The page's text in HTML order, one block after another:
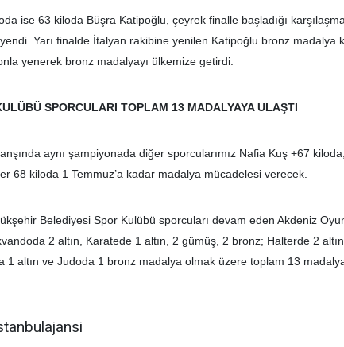
ise 63 kiloda Büşra Katipoğlu, çeyrek finalle başladığı
Yarı finalde İtalyan rakibine yenilen Katipoğlu bronz madalya
yenerek bronz madalyayı ülkemize getirdi.
SPORCULARI TOPLAM 13 MADALYAYA ULAŞTI
aynı şampiyonada diğer sporcularımız Nafia Kuş +67
68 kiloda 1 Temmuz’a kadar madalya mücadelesi verecek.
Belediyesi Spor Kulübü sporcuları devam eden Akdeniz
2 altın, Karatede 1 altın, 2 gümüş, 2 bronz; Halterde 2
1 altın ve Judoda 1 bronz madalya olmak üzere toplam 13